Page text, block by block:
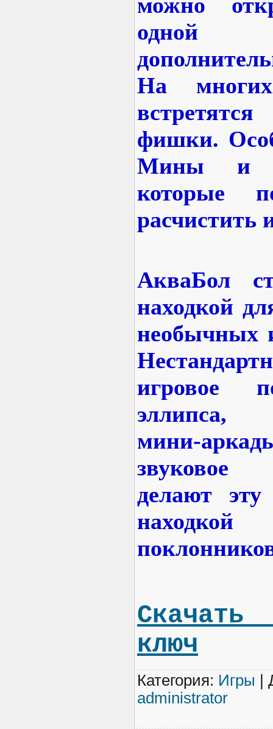
На
фишки.
Мины и
которые
расчистить
АкваБол
находкой
необычных
игровое
эллипса,
мини-
звуковое
делают
Скачать
ключ
Категория: Игры |
administrator